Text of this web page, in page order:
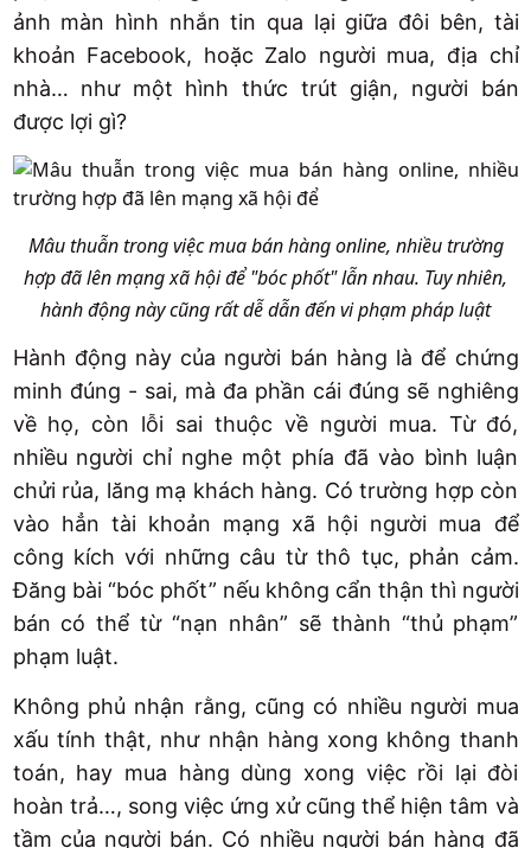
ảnh màn hình nhắn tin qua lại giữa đôi bên, tài
khoản Facebook, hoặc Zalo người mua, địa chỉ
nhà… như một hình thức trút giận, người bán
được lợi gì?
Mâu thuẫn trong việc mua bán hàng online, nhiều trường
hợp đã lên mạng xã hội để "bóc phốt" lẫn nhau. Tuy nhiên,
hành động này cũng rất dễ dẫn đến vi phạm pháp luật
Hành động này của người bán hàng là để chứng
minh đúng - sai, mà đa phần cái đúng sẽ nghiêng
về họ, còn lỗi sai thuộc về người mua. Từ đó,
nhiều người chỉ nghe một phía đã vào bình luận
chửi rủa, lăng mạ khách hàng. Có trường hợp còn
vào hẳn tài khoản mạng xã hội người mua để
công kích với những câu từ thô tục, phản cảm.
Đăng bài “bóc phốt” nếu không cẩn thận thì người
bán có thể từ “nạn nhân” sẽ thành “thủ phạm”
phạm luật.
Không phủ nhận rằng, cũng có nhiều người mua
xấu tính thật, như nhận hàng xong không thanh
toán, hay mua hàng dùng xong việc rồi lại đòi
hoàn trả…, song việc ứng xử cũng thể hiện tâm và
tầm của người bán. Có nhiều người bán hàng đã